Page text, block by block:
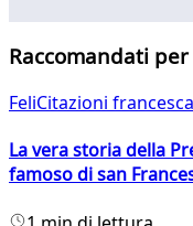
Raccomandati
FeliCitazioni
La vera storia della
famoso di san